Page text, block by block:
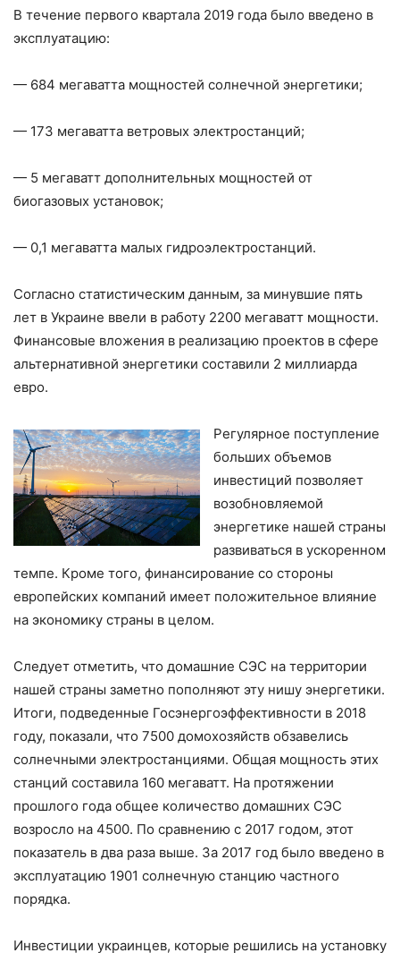
В течение первого квартала 2019 года было введено в
эксплуатацию:
— 684 мегаватта мощностей солнечной энергетики;
— 173 мегаватта ветровых электростанций;
— 5 мегаватт дополнительных мощностей от
биогазовых установок;
— 0,1 мегаватта малых гидроэлектростанций.
Согласно статистическим данным, за минувшие пять
лет в Украине ввели в работу 2200 мегаватт мощности.
Финансовые вложения в реализацию проектов в сфере
альтернативной энергетики составили 2 миллиарда
евро.
Регулярное поступление
больших объемов
инвестиций позволяет
возобновляемой
энергетике нашей страны
развиваться в ускоренном
темпе. Кроме того, финансирование со стороны
европейских компаний имеет положительное влияние
на экономику страны в целом.
Следует отметить, что домашние СЭС на территории
нашей страны заметно пополняют эту нишу энергетики.
Итоги, подведенные Госэнергоэффективности в 2018
году, показали, что 7500 домохозяйств обзавелись
солнечными электростанциями. Общая мощность этих
станций составила 160 мегаватт. На протяжении
прошлого года общее количество домашних СЭС
возросло на 4500. По сравнению с 2017 годом, этот
показатель в два раза выше. За 2017 год было введено в
эксплуатацию 1901 солнечную станцию частного
порядка.
Инвестиции украинцев, которые решились на установку